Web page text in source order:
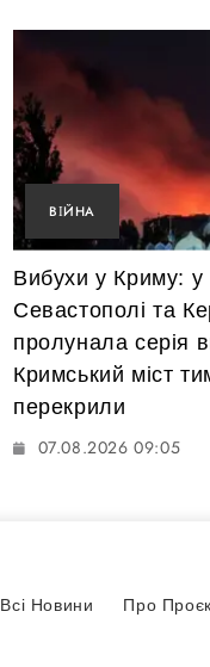
ВІЙНА
Вибухи у Криму: у
Севастополі та
пролунала серія
Кримський міст
перекрили
07.08.2026 09:05
Всі Новини Про